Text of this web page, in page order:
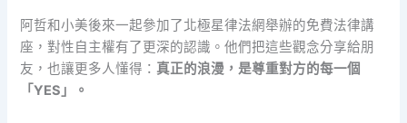
阿哲和小美後來一起參加了北極星律法網舉辦的免費法律講
座，對性自主權有了更深的認識。他們把這些觀念分享給朋
友，也讓更多人懂得： 真正的浪漫，是尊重對方的每一個
「YES」。